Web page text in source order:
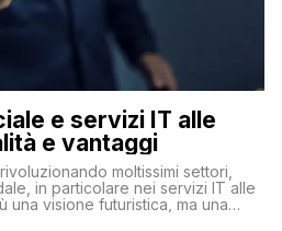
e servizi IT alle
e vantaggi
moltissimi settori,
in particolare nei servizi IT alle
una visione futuristica, ma una
a un cambio significativo in